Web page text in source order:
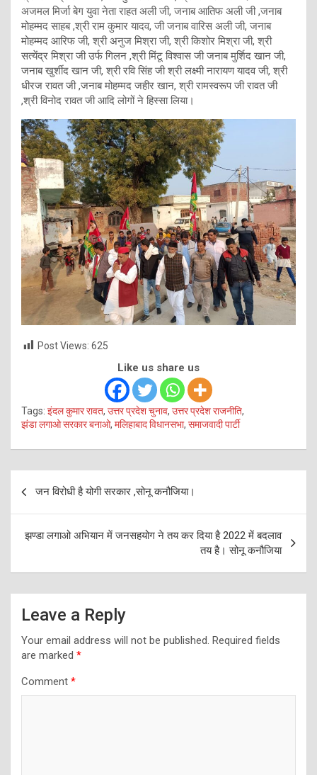
अजमल मिर्जा बेग युवा नेता राहत अली जी, जनाब आतिफ अली जी ,जनाब
मोहम्मद साहब ,श्री राम कुमार यादव, जी जनाब वारिस अली जी, जनाब
मोहम्मद आरिफ जी, श्री अनुज मिश्रा जी, श्री किशोर मिश्रा जी, श्री
सत्येंद्र मिश्रा जी उर्फ गिलन ,श्री मिंटू विश्वास जी जनाब मुर्शिद खान जी,
जनाब खुर्शीद खान जी, श्री रवि सिंह जी श्री लक्ष्मी नारायण यादव जी, श्री
धीरज रावत जी ,जनाब मोहम्मद जहीर खान, श्री रामस्वरूप जी रावत जी
,श्री विनोद रावत जी आदि लोगों ने हिस्सा लिया।
Post Views: 625
Like us share us
Tags: इंदल कुमार रावत, उत्तर प्रदेश चुनाव, उत्तर प्रदेश राजनीति,
झंडा लगाओ सरकार बनाओ, मलिहाबाद विधानसभा, समाजवादी पार्टी
जन विरोधी है योगी सरकार ,सोनू कनौजिया।
झण्डा लगाओ अभियान में जनसहयोग ने तय कर दिया है 2022 में बदलाव
तय है। सोनू कनौजिया
Leave a Reply
Your email address will not be published. Required fields
are marked *
Comment *